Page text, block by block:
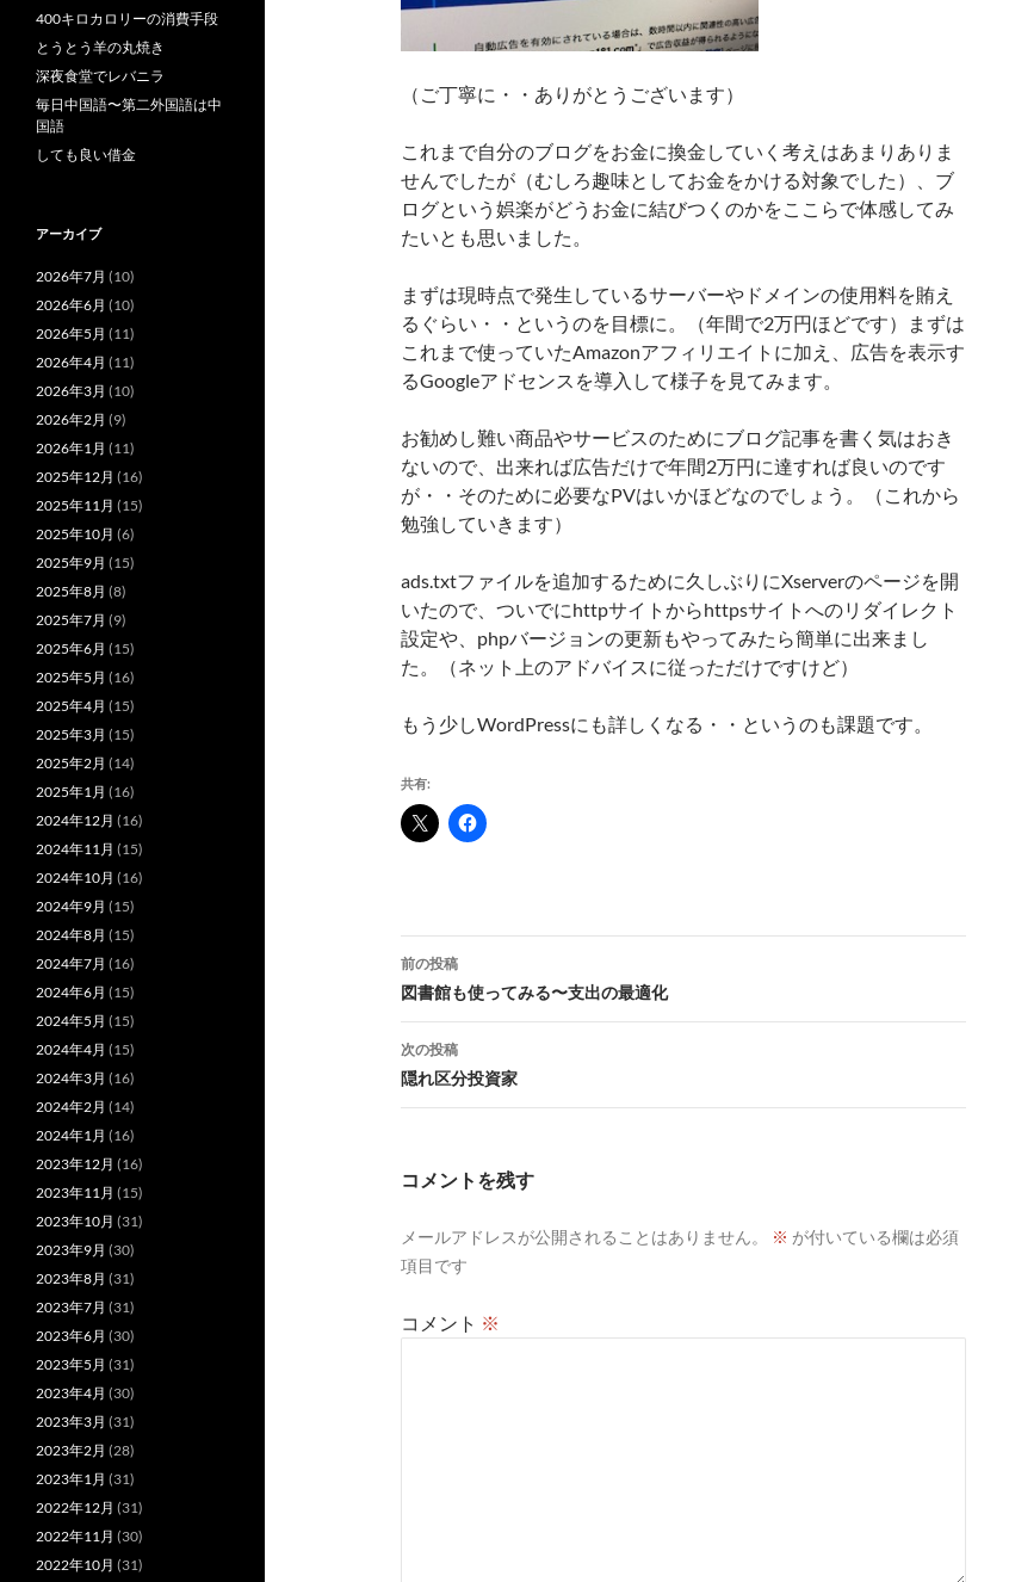
（ご丁寧に・・ありがとうございます）
これまで自分のブログをお金に換金していく考えはあまりありま
せんでしたが（むしろ趣味としてお金をかける対象でした）、ブ
ログという娯楽がどうお金に結びつくのかをここらで体感してみ
たいとも思いました。
まずは現時点で発生しているサーバーやドメインの使用料を賄え
るぐらい・・というのを目標に。（年間で2万円ほどです）まずは
これまで使っていたAmazonアフィリエイトに加え、広告を表示す
るGoogleアドセンスを導入して様子を見てみます。
お勧めし難い商品やサービスのためにブログ記事を書く気はおき
ないので、出来れば広告だけで年間2万円に達すれば良いのです
が・・そのために必要なPVはいかほどなのでしょう。（これから
勉強していきます）
ads.txtファイルを追加するために久しぶりにXserverのページを開
いたので、ついでにhttpサイトからhttpsサイトへのリダイレクト
設定や、phpバージョンの更新もやってみたら簡単に出来まし
た。（ネット上のアドバイスに従っただけですけど）
もう少しWordPressにも詳しくなる・・というのも課題です。
共有:
投
稿
ナ
ビ
ゲ
ョ
前の投稿
図書館も使ってみる〜支出の最適化
次の投稿
隠れ区分投資家
コメントを残す
メールアドレスが公開されることはありません。 ※ が付いている欄は必須
項目です
コメント ※
400キロカロリーの消費手段
とうとう羊の丸焼き
深夜食堂でレバニラ
毎日中国語〜第二外国語は中
国語
しても良い借金
アーカイブ
2026年7月 (10)
2026年6月 (10)
2026年5月 (11)
2026年4月 (11)
2026年3月 (10)
2026年2月 (9)
2026年1月 (11)
2025年12月 (16)
2025年11月 (15)
2025年10月 (6)
2025年9月 (15)
2025年8月 (8)
2025年7月 (9)
2025年6月 (15)
2025年5月 (16)
2025年4月 (15)
2025年3月 (15)
2025年2月 (14)
2025年1月 (16)
2024年12月 (16)
2024年11月 (15)
2024年10月 (16)
2024年9月 (15)
2024年8月 (15)
2024年7月 (16)
2024年6月 (15)
2024年5月 (15)
2024年4月 (15)
2024年3月 (16)
2024年2月 (14)
2024年1月 (16)
2023年12月 (16)
2023年11月 (15)
2023年10月 (31)
2023年9月 (30)
2023年8月 (31)
2023年7月 (31)
2023年6月 (30)
2023年5月 (31)
2023年4月 (30)
2023年3月 (31)
2023年2月 (28)
2023年1月 (31)
2022年12月 (31)
2022年11月 (30)
2022年10月 (31)